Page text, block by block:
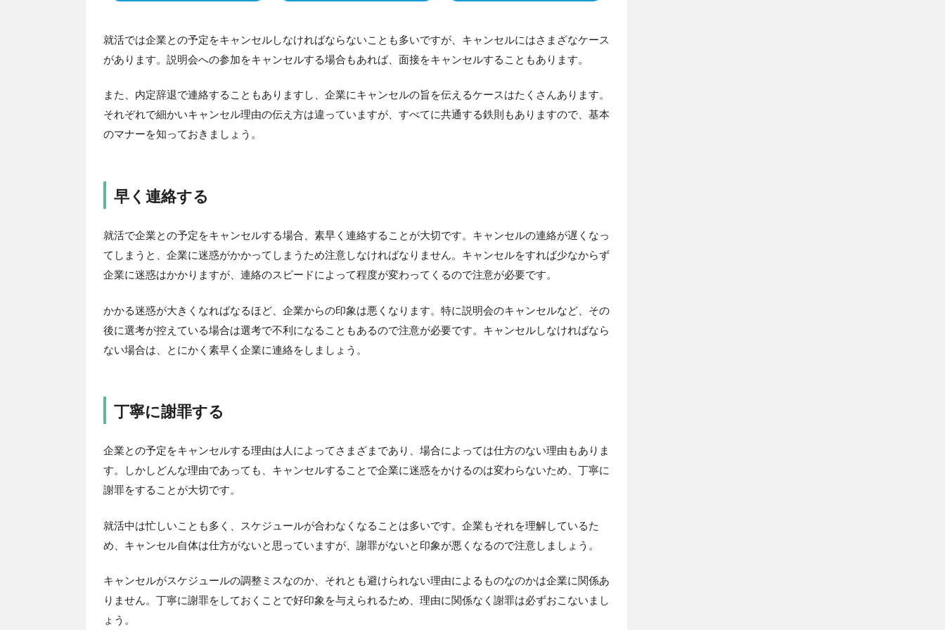
就活では企業との予定をキャンセルしなければならないことも多いですが、キャンセルにはさまざなケース
があります。説明会への参加をキャンセルする場合もあれば、面接をキャンセルすることもあります。
また、内定辞退で連絡することもありますし、企業にキャンセルの旨を伝えるケースはたくさんあります。
それぞれで細かいキャンセル理由の伝え方は違っていますが、すべてに共通する鉄則もありますので、基本
のマナーを知っておきましょう。
早く連絡する
就活で企業との予定をキャンセルする場合、素早く連絡することが大切です。キャンセルの連絡が遅くなっ
てしまうと、企業に迷惑がかかってしまうため注意しなければなりません。キャンセルをすれば少なからず
企業に迷惑はかかりますが、連絡のスピードによって程度が変わってくるので注意が必要です。
かかる迷惑が大きくなればなるほど、企業からの印象は悪くなります。特に説明会のキャンセルなど、その
後に選考が控えている場合は選考で不利になることもあるので注意が必要です。キャンセルしなければなら
ない場合は、とにかく素早く企業に連絡をしましょう。
丁寧に謝罪する
企業との予定をキャンセルする理由は人によってさまざまであり、場合によっては仕方のない理由もありま
す。しかしどんな理由であっても、キャンセルすることで企業に迷惑をかけるのは変わらないため、丁寧に
謝罪をすることが大切です。
就活中は忙しいことも多く、スケジュールが合わなくなることは多いです。企業もそれを理解しているた
め、キャンセル自体は仕方がないと思っていますが、謝罪がないと印象が悪くなるので注意しましょう。
キャンセルがスケジュールの調整ミスなのか、それとも避けられない理由によるものなのかは企業に関係あ
りません。丁寧に謝罪をしておくことで好印象を与えられるため、理由に関係なく謝罪は必ずおこないまし
ょう。